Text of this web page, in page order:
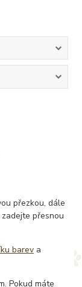
přezkou, dále
přesnou
barev a
Pokud máte